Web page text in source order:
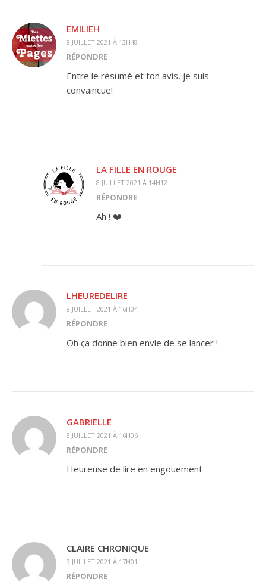
EMILIEH
8 JUILLET 2021 À 13H48
RÉPONDRE
Entre le résumé et ton avis, je suis
convaincue!
LA FILLE EN ROUGE
8 JUILLET 2021 À 14H12
RÉPONDRE
Ah ! ❤️
LHEUREDELIRE
8 JUILLET 2021 À 16H04
RÉPONDRE
Oh ça donne bien envie de se lancer !
GABRIELLE
8 JUILLET 2021 À 16H06
RÉPONDRE
Heureuse de lire en engouement
CLAIRE CHRONIQUE
9 JUILLET 2021 À 17H01
RÉPONDRE